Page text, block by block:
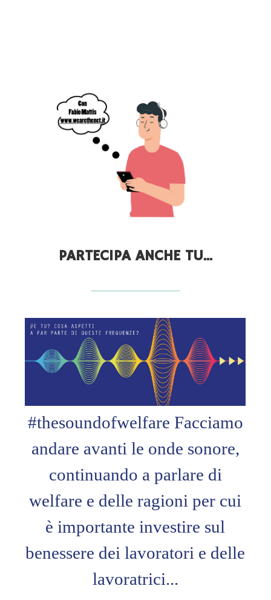
PARTECIPA ANCHE TU...
#thesoundofwelfare Facciamo
andare avanti le onde sonore,
continuando a parlare di
welfare e delle ragioni per cui
è importante investire sul
benessere dei lavoratori e delle
lavoratrici...